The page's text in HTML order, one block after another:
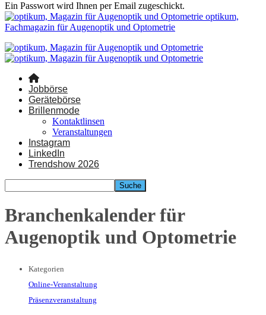
Ein Passwort wird Ihnen per Email zugeschickt.
optikum,
Fachmagazin für Augenoptik und Optometrie
Jobbörse
Gerätebörse
Brillenmode
Kontaktlinsen
Veranstaltungen
Instagram
LinkedIn
Trendshow 2026
Branchenkalender für
Augenoptik und Optometrie
Kategorien
Online-Veranstaltung
Präsenzveranstaltung